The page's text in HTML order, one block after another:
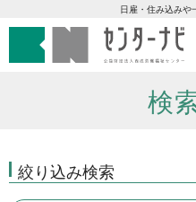
センターナ
日雇・住み込みや
急募現金求人
急募契約求人
高齢者活躍求人
LINE応募可求人
検
絞り込み検索